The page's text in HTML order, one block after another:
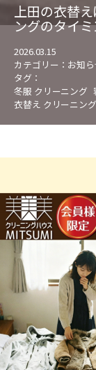
上田の衣替
ングのタイ
2026.03.15
カテゴリー： お知
タグ：
冬服 クリーニング
衣替え クリーニング